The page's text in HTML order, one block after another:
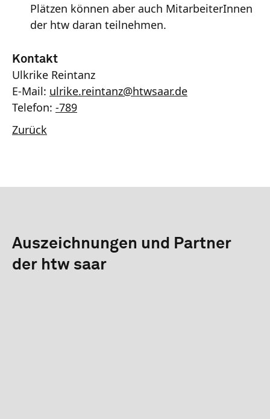
Plätzen können aber auch MitarbeiterInnen
der htw daran teilnehmen.
Kontakt
Ulkrike Reintanz
E-Mail: ulrike.reintanz@htwsaar.de
Telefon: -789
Zurück
Auszeichnungen und Partner
der htw saar